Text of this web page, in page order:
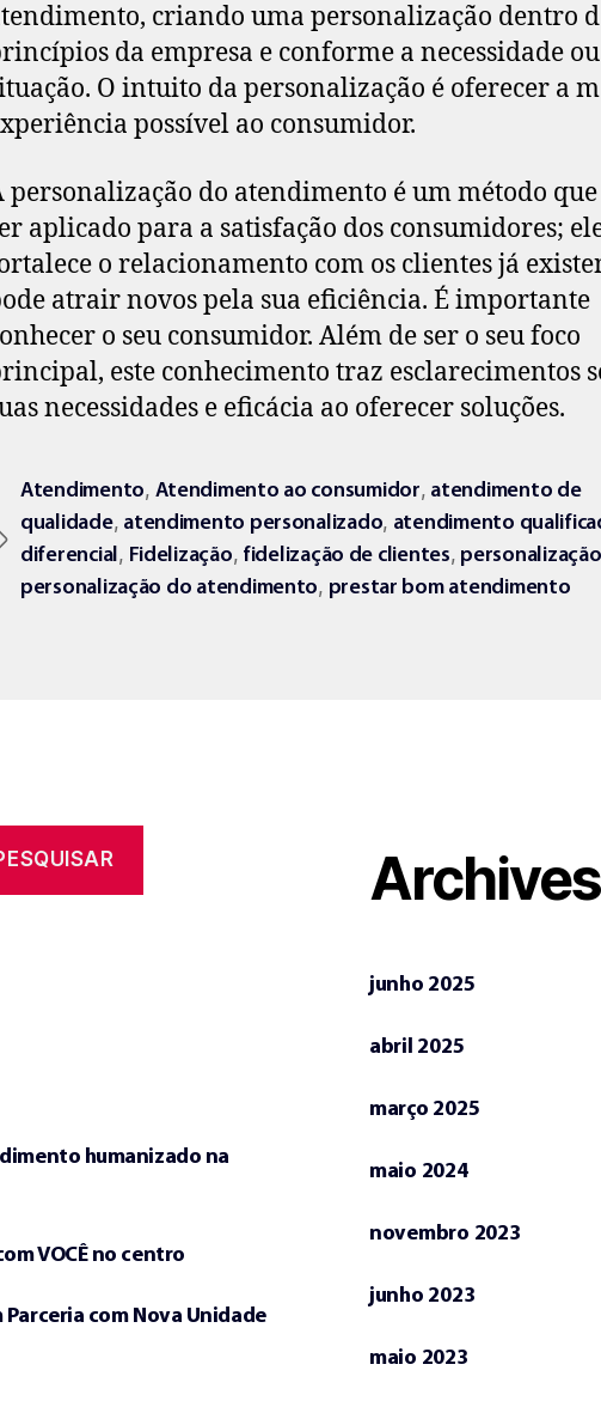
criando uma personalização dentro
da empresa e conforme a necessidade ou
O intuito da personalização é oferecer a
possível ao consumidor.
personalização do atendimento é um método
aplicado para a satisfação dos consumidores;
o relacionamento com os clientes já
atrair novos pela sua eficiência. É importante
o seu consumidor. Além de ser o seu foco
este conhecimento traz esclarecimentos
necessidades e eficácia ao oferecer soluções.
Atendimento, Atendimento ao consumidor, atendimento de
qualidade, atendimento personalizado, atendimento
diferencial , Fidelização, fidelização de clientes, personalização
personalização do atendimento, prestar bom atendimento
humanizado na
VOCÊ no centro
Parceria com Nova Unidade
Archives
junho 2025
abril 2025
março 2025
maio 2024
novembro 2023
junho 2023
maio 2023